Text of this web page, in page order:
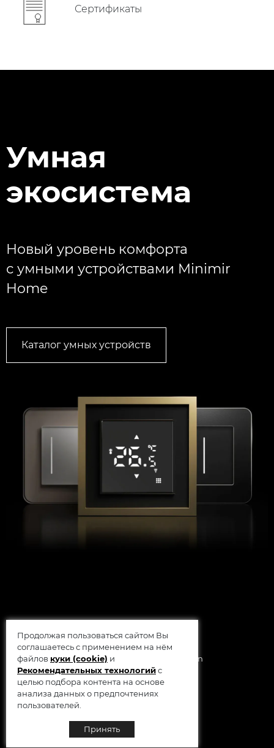
Сертификаты
Умная
экосистема
Новый уровень комфорта
с умными устройствами Minimir
Home
Каталог умных устройств
© 2014 - 2026 Werkel AB, Sweden
Продолжая пользоваться сайтом Вы
соглашаетесь с применением на нём
файлов куки (cookie) и
Рекомендательных технологийс
целью подбора контента на основе
анализа данных о предпочтениях
пользователей.
Принять